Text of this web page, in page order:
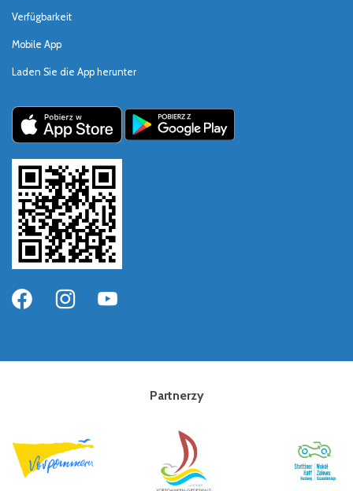
Verfügbarkeit
Mobile App
Laden Sie die App herunter
Partnerzy